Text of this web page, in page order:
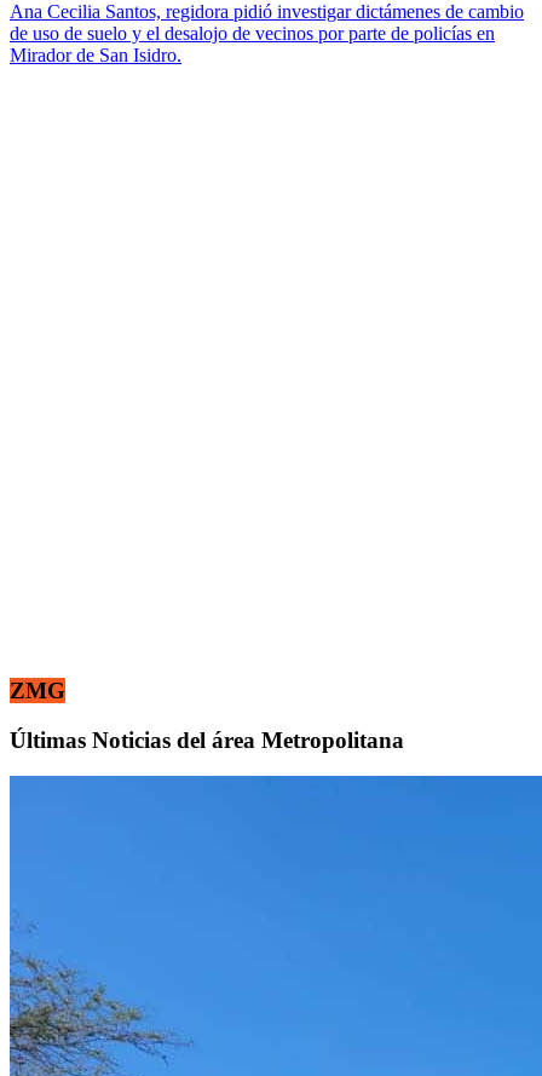
Ana Cecilia Santos, regidora pidió investigar dictámenes de cambio
de uso de suelo y el desalojo de vecinos por parte de policías en
Mirador de San Isidro.
ZMG
Últimas Noticias del área Metropolitana